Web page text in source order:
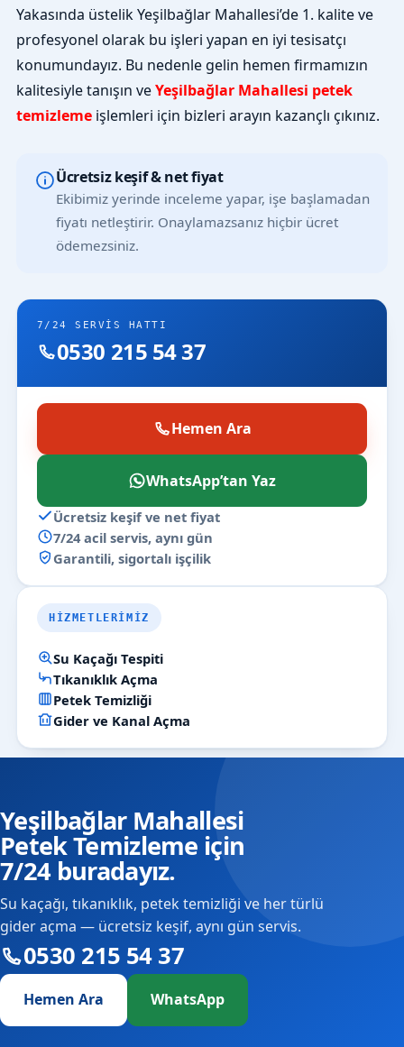
Yakasında üstelik Yeşilbağlar Mahallesi’de 1. kalite ve
profesyonel olarak bu işleri yapan en iyi tesisatçı
konumundayız. Bu nedenle gelin hemen firmamızın
kalitesiyle tanışın veYeşilbağlar Mahallesi petek
temizlemeişlemleri için bizleri arayın kazançlı çıkınız.
Ücretsiz keşif & net fiyat
Ekibimiz yerinde inceleme yapar, işe başlamadan
fiyatı netleştirir. Onaylamazsanız hiçbir ücret
ödemezsiniz.
7/24 SERVIS HATTI
0530 215 54 37
Hemen Ara
WhatsApp’tan Yaz
Ücretsiz keşif ve net fiyat
7/24 acil servis, aynı gün
Garantili, sigortalı işçilik
HIZMETLERIMIZ
Su Kaçağı Tespiti
Tıkanıklık Açma
Petek Temizliği
Gider ve Kanal Açma
Yeşilbağlar Mahallesi
Petek Temizleme için
7/24 buradayız.
Su kaçağı, tıkanıklık, petek temizliği ve her türlü
gider açma — ücretsiz keşif, aynı gün servis.
0530 215 54 37
Hemen Ara WhatsApp